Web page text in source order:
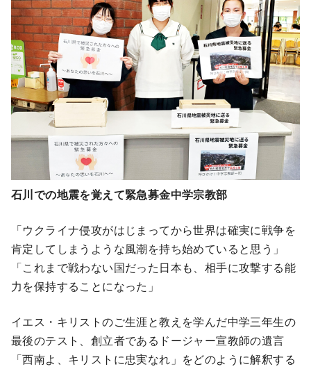
石川での地震を覚えて緊急募金中学宗教部
「ウクライナ侵攻がはじまってから世界は確実に戦争を
肯定してしまうような風潮を持ち始めていると思う」
「これまで戦わない国だった日本も、相手に攻撃する能
力を保持することになった」
イエス・キリストのご生涯と教えを学んだ中学三年生の
最後のテスト、創立者であるドージャー宣教師の遺言
「西南よ、キリストに忠実なれ」をどのように解釈する